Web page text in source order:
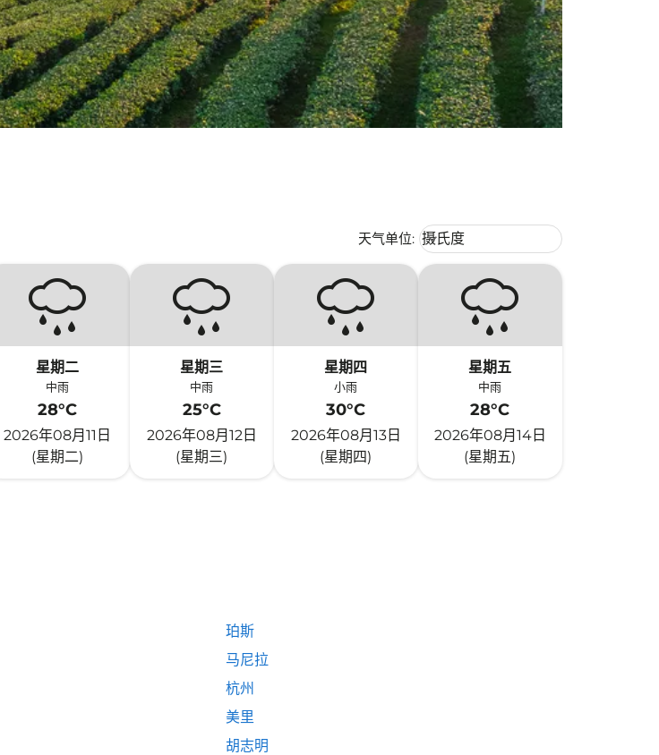
天气单位: Weather unit option 摄氏度
摄氏度
keyboard_arrow_down
星期二
中雨
28°C
2026年08月11日
(星期二)
星期三
中雨
25°C
2026年08月12日
(星期三)
星期四
小雨
30°C
2026年08月13日
(星期四)
星期五
中雨
28°C
2026年08月14日
(星期五)
珀斯
马尼拉
杭州
美里
胡志明